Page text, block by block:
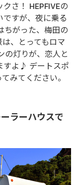
さ！ HEPFIVEの
すが、夜に乗る
ちがった、梅田の
、とってもロマ
の灯りが、恋人と
すよ♪ デートスポ
みてください。
ラーハウスで